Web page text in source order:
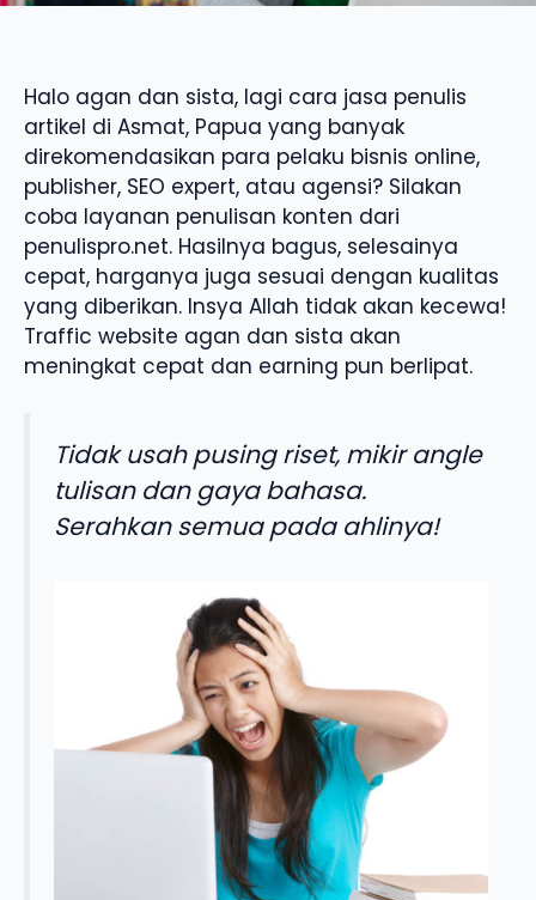
Halo agan dan sista, lagi cara jasa penulis
artikel di Asmat, Papua yang banyak
direkomendasikan para pelaku bisnis online,
publisher, SEO expert, atau agensi? Silakan
coba layanan penulisan konten dari
penulispro.net. Hasilnya bagus, selesainya
cepat, harganya juga sesuai dengan kualitas
yang diberikan. Insya Allah tidak akan kecewa!
Traffic website agan dan sista akan
meningkat cepat dan earning pun berlipat.
Tidak usah pusing riset, mikir angle
tulisan dan gaya bahasa.
Serahkan semua pada ahlinya!